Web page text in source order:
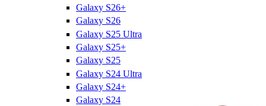
Galaxy S26+
Galaxy S26
Galaxy S25 Ultra
Galaxy S25+
Galaxy S25
Galaxy S24 Ultra
Galaxy S24+
Galaxy S24